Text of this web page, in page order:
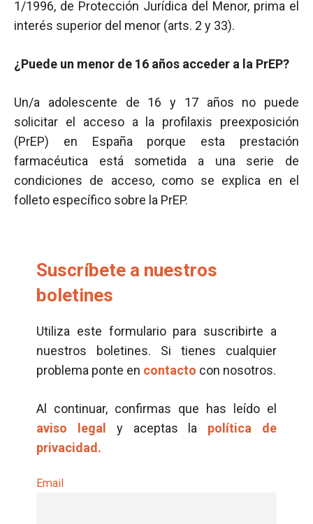
1/1996, de Protección Jurídica del Menor, prima el
interés superior del menor (arts. 2 y 33).
¿Puede un menor de 16 años acceder a la PrEP?
Un/a adolescente de 16 y 17 años no puede
solicitar el acceso a la profilaxis preexposición
(PrEP) en España porque esta prestación
farmacéutica está sometida a una serie de
condiciones de acceso, como se explica en el
folleto específico sobre la PrEP.
Suscríbete a nuestros
boletines
Utiliza este formulario para suscribirte a
nuestros boletines. Si tienes cualquier
problema ponte en contacto con nosotros.
Al continuar, confirmas que has leído el
aviso legal
y aceptas la política de
privacidad.
Email